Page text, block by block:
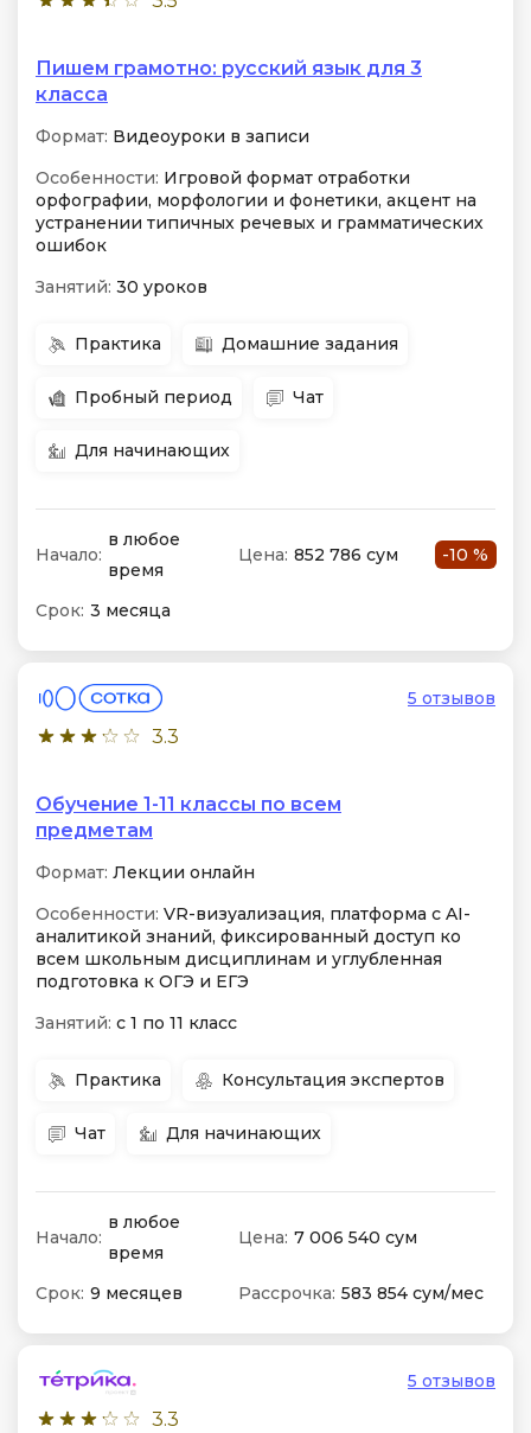
Пишем грамотно: русский язык для 3
класса
Формат: Видеоуроки в записи
Особенности: Игровой формат отработки
орфографии, морфологии и фонетики, акцент на
устранении типичных речевых и грамматических
ошибок
Занятий: 30 уроков
Практика Домашние задания
Пробный период Чат
Для начинающих
Начало:
в любое
время
Цена: 852 786 сум -10 %
Срок: 3 месяца
3.3
5 отзывов
Обучение 1-11 классы по всем
предметам
Формат: Лекции онлайн
Особенности: VR-визуализация, платформа с AI-
аналитикой знаний, фиксированный доступ ко
всем школьным дисциплинам и углубленная
подготовка к ОГЭ и ЕГЭ
Занятий: с 1 по 11 класс
Практика Консультация экспертов
Чат Для начинающих
Начало:
в любое
время
Цена: 7 006 540 сум
Срок: 9 месяцев Рассрочка: 583 854 сум/мес
3.3
5 отзывов